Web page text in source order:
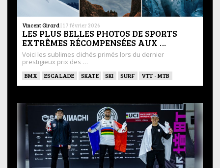
Vincent Girard | 17 février 2026
LES PLUS BELLES PHOTOS DE SPORTS
EXTRÊMES RÉCOMPENSÉES AUX …
Voici les sublimes clichés primés lors du dernier
prestigieux prix des …
BMX ESCALADE SKATE SKI SURF VTT - MTB